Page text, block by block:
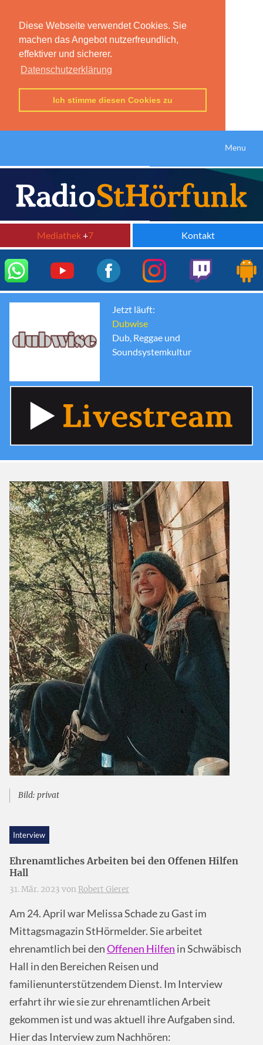
Diese Webseite verwendet Cookies. Sie
machen das Angebot nutzerfreundlich,
effektiver und sicherer.
Datenschutzerklärung
Ich stimme diesen Cookies zu
Menu
Mediathek+7 Kontakt
Jetzt läuft:
Dubwise
Dub, Reggae und
Soundsystemkultur
Bild: privat
Interview
Ehrenamtliches Arbeiten bei den Offenen Hilfen
Hall
31. Mär. 2023 von Robert Gierer
Am 24. April war Melissa Schade zu Gast im
Mittagsmagazin StHörmelder. Sie arbeitet
ehrenamtlich bei denOffenen Hilfen in Schwäbisch
Hall in den Bereichen Reisen und
familienunterstützendem Dienst. Im Interview
erfahrt ihr wie sie zur ehrenamtlichen Arbeit
gekommen ist und was aktuell ihre Aufgaben sind.
Hier das Interview zum Nachhören: